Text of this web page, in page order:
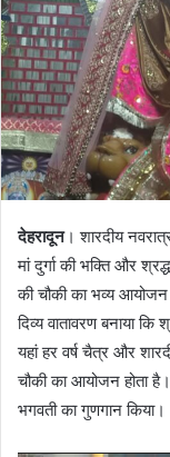
देहरादून। शारदीय
मां दुर्गा की भक्ति और
की चौकी का भव्य
दिव्य वातावरण बनाया
यहां हर वर्ष चैत्र और
चौकी का आयोजन होता
भगवती का गुणगान किया।